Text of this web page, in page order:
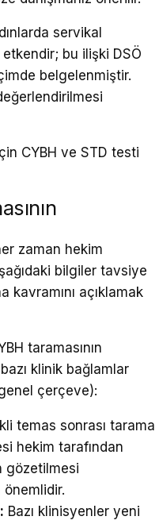
servikal
bu ilişki DSÖ
belgelenmiştir.
CYBH ve STD testi
zaman hekim
bilgiler tavsiye
kavramını açıklamak
taramasının
klinik bağlamlar
çerçeve):
temas sonrası tarama
hekim tarafından
gözetilmesi
Bazı klinisyenler yeni